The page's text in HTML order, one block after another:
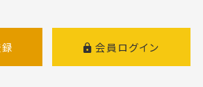
会員ログイン